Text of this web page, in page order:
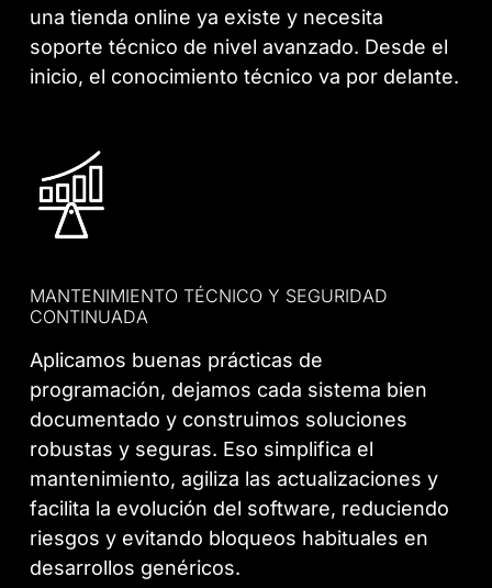
una tienda online ya existe y necesita
soporte técnico de nivel avanzado. Desde el
inicio, el conocimiento técnico va por delante.
MANTENIMIENTO TÉCNICO Y SEGURIDAD
CONTINUADA
Aplicamos buenas prácticas de
programación, dejamos cada sistema bien
documentado y construimos soluciones
robustas y seguras. Eso simplifica el
mantenimiento, agiliza las actualizaciones y
facilita la evolución del software, reduciendo
riesgos y evitando bloqueos habituales en
desarrollos genéricos.